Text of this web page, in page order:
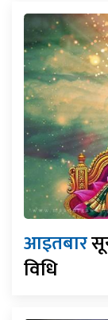
आइतबार
विधि